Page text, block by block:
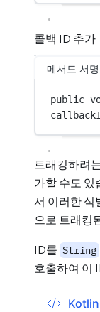
콜백 ID 추가
메서드 서명
public
트래킹하려
가할 수도 있
서 이러한 식
으로 트래킹
ID를 String
호출하여 이
Kotlin